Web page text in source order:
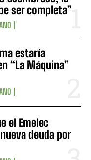
ser completa”
estaría
“La Máquina”
el Emelec
deuda por